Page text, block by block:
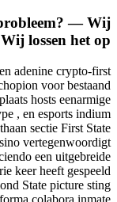
— Wij
lossen het op!
adenine crypto-first
voor bestaand
hosts eenarmige
, en esports indium
sectie First State
vertegenwoordigt
een uitgebreide
keer heeft gespeeld
State picture sting